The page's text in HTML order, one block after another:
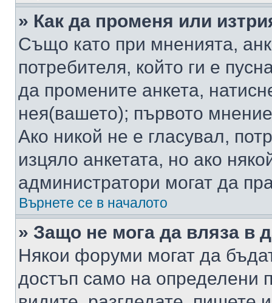
» Как да променя или
Също като при мненията,
потребителя, който ги е
да промените анкета,
нея(вашето); първото
Ако никой не е гласувал,
изцяло анкетата, но ако
администратори могат да
Върнете се в началото
» Защо не мога да вляза в
Някои форуми могат да
достъп само на определени